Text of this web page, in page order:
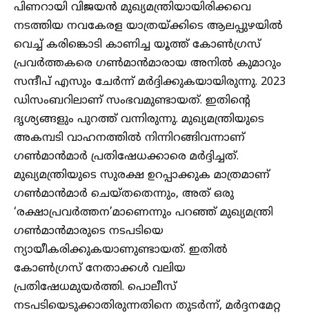
പിണറായി വിജയൻ മുഖ്യമന്ത്രിയായിരിക്കവെ
നടത്തിയ നവകേരള യാത്രയ്ക്കിടെ ആലപ്പുഴയിൽ
വെച്ച് കരിങ്കൊടി കാണിച്ച യൂത്ത് കോൺ​ഗ്രസ്
പ്രവർത്തകരെ ഗൺമാൻമാരായ അനിൽ കുമാറും
സന്ദീപ് എസും ചേർന്ന് മർദ്ദിക്കുകയായിരുന്നു. 2023
ഡിസംബറിലാണ് സംഭവമുണ്ടായത്. ഇതിന്റെ
ദൃശ്യങ്ങളും പുറത്ത് വന്നിരുന്നു. മുഖ്യമന്ത്രിയുടെ
അകമ്പടി വാഹനത്തിൽ നിന്നിറങ്ങിവന്നാണ്
ഗൺമാൻമാർ പ്രതിഷേധക്കാരെ മർദ്ദിച്ചത്.
മുഖ്യമന്ത്രിയുടെ സുരക്ഷ ഉറപ്പാക്കുക മാത്രമാണ്
ഗൺമാൻമാർ ചെയ്തതെന്നും, അത് ഒരു
‘രക്ഷാപ്രവർത്തന’മാണെന്നും പറഞ്ഞ് മുഖ്യമന്ത്രി
ഗൺമാൻമാരുടെ നടപടിയെ
ന്യായീകരിക്കുകയാണുണ്ടായത്. ഇതിൽ
കോൺഗ്രസ് നേതാക്കൾ വലിയ
പ്രതിഷേധമുയർത്തി. പൊലീസ്
നടപടിയെടുക്കാതിരുന്നതിനെ തുടർന്ന്, മർദ്ദനമേറ്റ